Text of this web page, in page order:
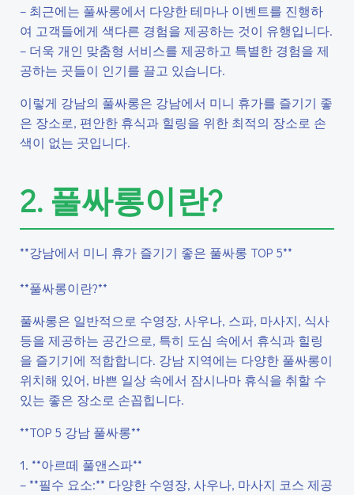
– 최근에는 풀싸롱에서 다양한 테마나 이벤트를 진행하
여 고객들에게 색다른 경험을 제공하는 것이 유행입니다.
– 더욱 개인 맞춤형 서비스를 제공하고 특별한 경험을 제
공하는 곳들이 인기를 끌고 있습니다.
이렇게 강남의 풀싸롱은 강남에서 미니 휴가를 즐기기 좋
은 장소로, 편안한 휴식과 힐링을 위한 최적의 장소로 손
색이 없는 곳입니다.
2. 풀싸롱이란?
**강남에서 미니 휴가 즐기기 좋은 풀싸롱 TOP 5**
**풀싸롱이란?**
풀싸롱은 일반적으로 수영장, 사우나, 스파, 마사지, 식사
등을 제공하는 공간으로, 특히 도심 속에서 휴식과 힐링
을 즐기기에 적합합니다. 강남 지역에는 다양한 풀싸롱이
위치해 있어, 바쁜 일상 속에서 잠시나마 휴식을 취할 수
있는 좋은 장소로 손꼽힙니다.
**TOP 5 강남 풀싸롱**
1. **아르떼 풀앤스파**
– **필수 요소:** 다양한 수영장, 사우나, 마사지 코스 제공